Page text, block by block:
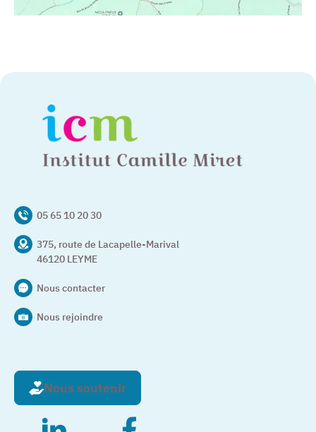
05 65 10 20 30
375, route de Lacapelle-Marival
46120 LEYME
Nous contacter
Nous rejoindre
Nous soutenir
– Nouvelle fenêtre– Nouvelle fenêtre